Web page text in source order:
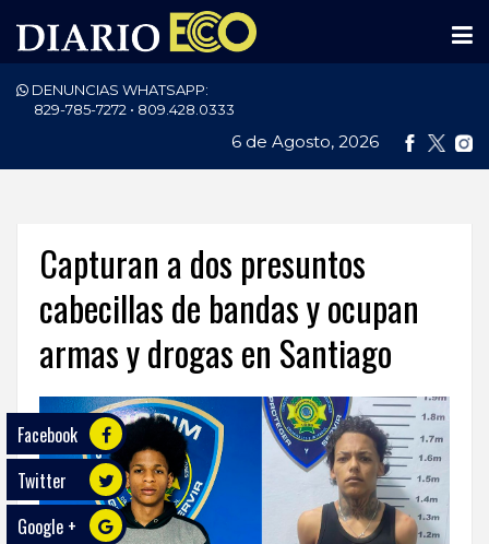
DENUNCIAS WHATSAPP:
829-785-7272 • 809.428.0333
6 de Agosto, 2026
PORTADA
ECONOMÍA
SALUD
TECNOLOGÍA
ECO
Capturan a dos presuntos
cabecillas de bandas y ocupan
armas y drogas en Santiago
Facebook
Twitter
Google +